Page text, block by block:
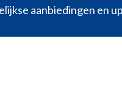
aanbiedingen en